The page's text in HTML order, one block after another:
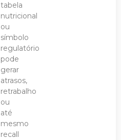
tabela
nutricional
ou
símbolo
regulatório
pode
gerar
atrasos,
retrabalho
ou
até
mesmo
recall